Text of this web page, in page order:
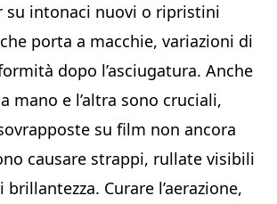
su intonaci nuovi o ripristini
porta a macchie, variazioni di
dopo l’asciugatura. Anche
mano e l’altra sono cruciali,
su film non ancora
causare strappi, rullate visibili
Curare l’aerazione,